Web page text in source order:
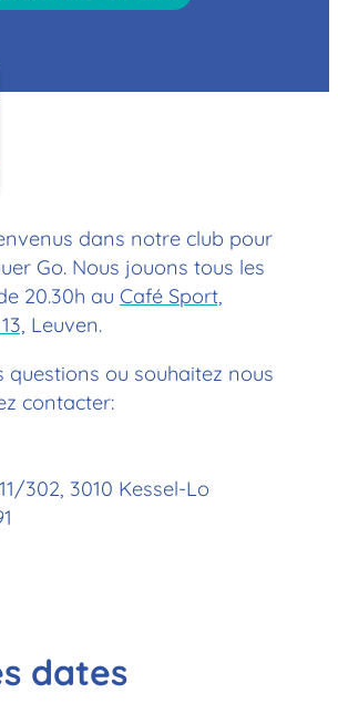
dans notre club pour
Go. Nous jouons tous les
20.30h au Café Sport,
Leuven.
questions ou souhaitez nous
contacter:
302, 3010 Kessel-Lo
dates